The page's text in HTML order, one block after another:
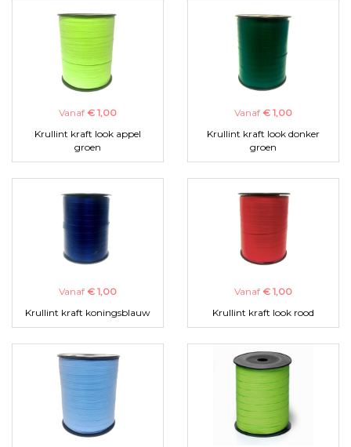
Vanaf € 1,00
Krullint kraft look appel
groen
Vanaf € 1,00
Krullint kraft look donker
groen
Vanaf € 1,00
Krullint kraft koningsblauw
Vanaf € 1,00
Krullint kraft look rood